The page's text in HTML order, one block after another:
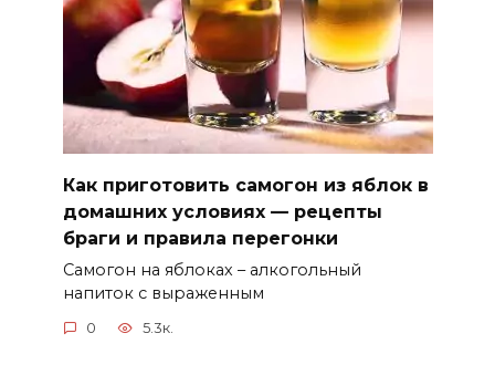
Как приготовить самогон из яблок в
домашних условиях — рецепты
браги и правила перегонки
Самогон на яблоках – алкогольный
напиток с выраженным
0 5.3к.